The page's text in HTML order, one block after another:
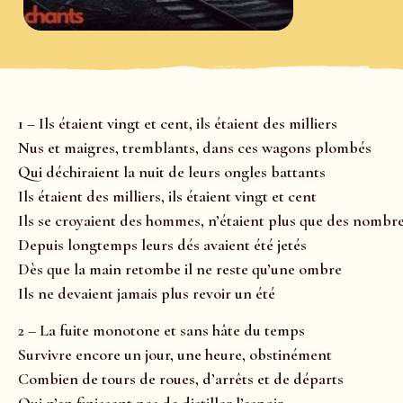
1 – Ils étaient vingt et cent, ils étaient des milliers
Nus et maigres, tremblants, dans ces wagons plombés
Qui déchiraient la nuit de leurs ongles battants
Ils étaient des milliers, ils étaient vingt et cent
Ils se croyaient des hommes, n’étaient plus que des
Depuis longtemps leurs dés avaient été jetés
Dès que la main retombe il ne reste qu’une ombre
Ils ne devaient jamais plus revoir un été
2 – La fuite monotone et sans hâte du temps
Survivre encore un jour, une heure, obstinément
Combien de tours de roues, d’arrêts et de départs